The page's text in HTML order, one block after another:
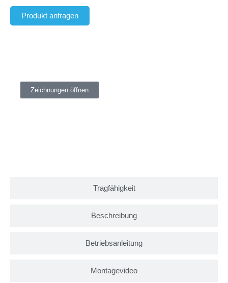
Produkt anfragen
Tragfähigkeit
Beschreibung
Betriebsanleitung
Montagevideo
Zeichnungen öffnen